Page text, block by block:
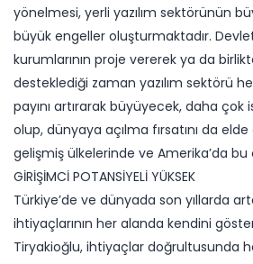
yönelmesi, yerli yazılım sektörünün
büyük engeller oluşturmaktadır.
kurumlarının proje vererek ya da
desteklediği zaman yazılım sektörü
payını artırarak büyüyecek, daha
olup, dünyaya açılma fırsatını da
gelişmiş ülkelerinde ve Amerika’da
GİRİŞİMCİ POTANSİYELİ YÜKSEK
Türkiye’de ve dünyada son yıllarda
ihtiyaçlarının her alanda kendini
Tiryakioğlu, ihtiyaçlar doğrultusunda